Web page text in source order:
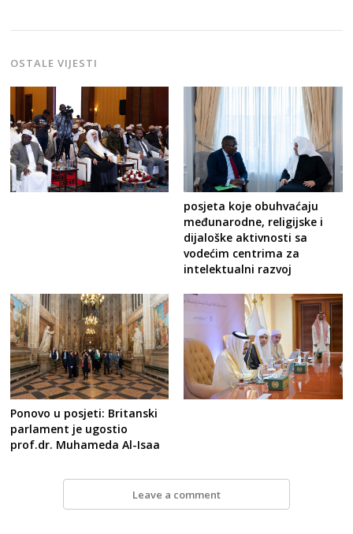
OSTALE VIJESTI
posjeta koje obuhvaćaju
međunarodne, religijske i
dijaloške aktivnosti sa
vodećim centrima za
intelektualni razvoj
Ponovo u posjeti: Britanski
parlament je ugostio
prof.dr. Muhameda Al-Isaa
Leave a comment